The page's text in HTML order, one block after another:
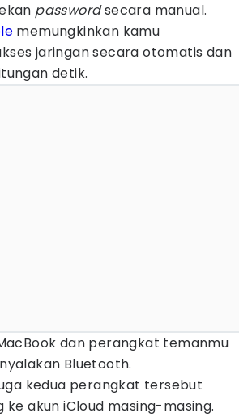
passwordsecara manual.
memungkinkan kamu
jaringan secara otomatis dan
detik.
dan perangkat temanmu
Bluetooth.
kedua perangkat tersebut
ke akun iCloud masing-masing.